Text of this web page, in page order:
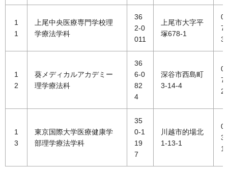
1
1
上尾中央医療専門学校理
学療法学科
36
2-0
011
上尾市大字平
塚678-1
1
2
葵メディカルアカデミー
理学療法科
36
6-0
82
4
深谷市西島町
3-14-4
1
3
東京国際大学医療健康学
部理学療法学科
35
0-1
19
7
川越市的場北
1-13-1
11